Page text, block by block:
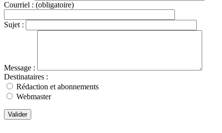
Courriel : (obligatoire)
Sujet :
Message :
Destinataires :
Rédaction et abonnements
Webmaster
Valider